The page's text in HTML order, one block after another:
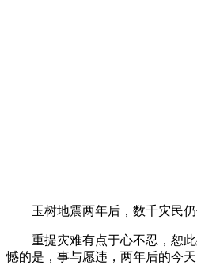
玉树地震两年后，数千灾民仍住
重提灾难有点于心不忍，恕此
憾的是，事与愿违，两年后的今